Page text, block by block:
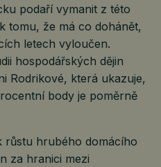
podaří vymanit z této
tomu, že má co dohánět,
letech vyloučen.
hospodářských dějin
Rodrikové, která ukazuje,
body je poměrně
růstu hrubého domácího
za hranici mezi